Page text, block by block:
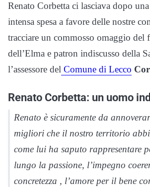
Renato Corbetta ci lasciava dopo
intensa spesa a favore delle nostre
tracciare un commosso omaggio del
dell’Elma e patron indiscusso della
l’assessore del Comune di Lecco
Renato Corbetta: un uomo
Renato è sicuramente da
migliori che il nostro territorio
come lui ha saputo rappresentare
lungo la passione, l’impegno
concretezza , l’amore per il bene